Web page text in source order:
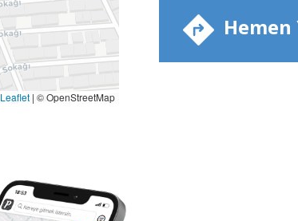
Leaflet | © OpenStreetMap